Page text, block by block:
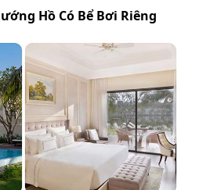
Hồ Có Bể Bơi Riêng